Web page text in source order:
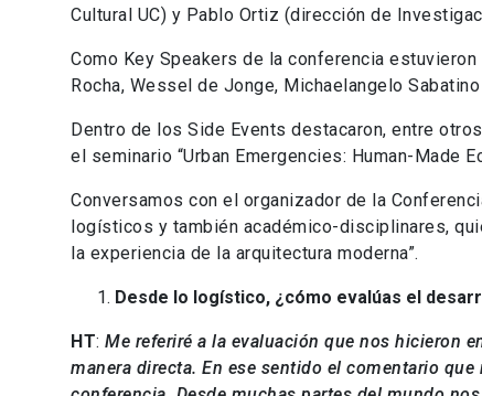
Cultural UC) y Pablo Ortiz (dirección de
Como Key Speakers de la conferencia
Rocha, Wessel de Jonge, Michaelangelo
Dentro de los Side Events destacaron, entre
el seminario “Urban Emergencies: Human-Made
Conversamos con el organizador de la
logísticos y también académico-disciplinares,
la experiencia de la arquitectura moderna”.
Desde lo logístico, ¿cómo evalúas el
HT: Me referiré a la evaluación que nos hicieron
manera directa. En ese sentido el comentario